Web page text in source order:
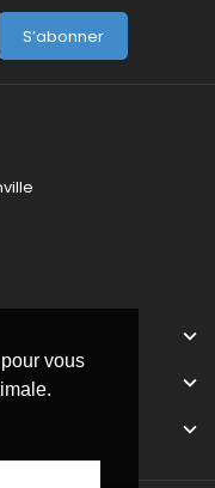
vous
S’abonner